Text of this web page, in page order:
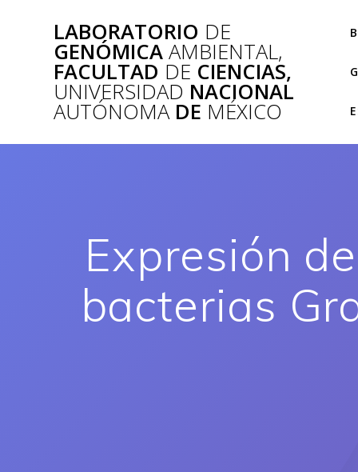
contenido
LABORATORIO DE
GENÓMICA AMBIENTAL,
FACULTAD DE CIENCIAS,
UNIVERSIDAD NACIONAL
AUTÓNOMADE MÉXICO
Expresión
bacterias